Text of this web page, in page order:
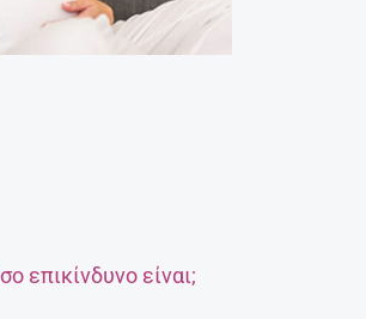
επικίνδυνο είναι;